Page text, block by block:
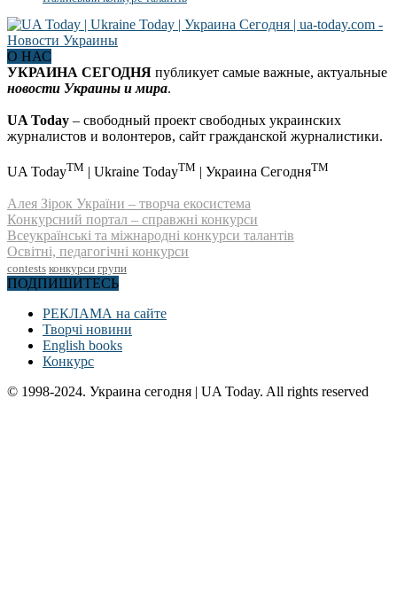
О НАС
УКРАИНА СЕГОДНЯ публикует самые важные, актуальные
новости Украины и мира.
UA Today – свободный проект свободных украинских
журналистов и волонтеров, сайт гражданской журналистики.
UA TodayTM | Ukraine TodayTM | Украина СегодняTM
Алея Зірок України – творча екосистема
Конкурсний портал – справжні конкурси
Всеукраїнські та міжнародні конкурси талантів
Освітні, педагогічні конкурси
contests конкурси групи
ПОДПИШИТЕСЬ
РЕКЛАМА на сайте
Творчі новини
English books
Конкурс
© 1998-2024. Украина сегодня | UA Today. All rights reserved